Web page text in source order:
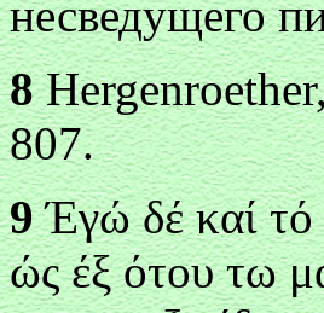
несведущего
8
807.
9 Έγώ δέ καί τό
ώς έξ ότου τω